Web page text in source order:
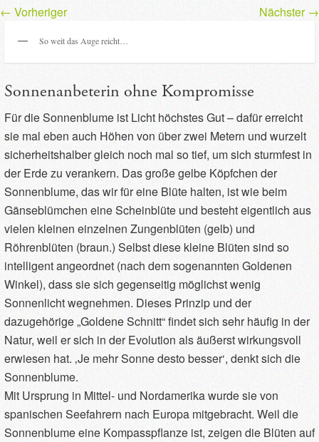
← Vorheriger Nächster →
So weit das Auge reicht…
Sonnenanbeterin ohne Kompromisse
Für die Sonnenblume ist Licht höchstes Gut – dafür erreicht
sie mal eben auch Höhen von über zwei Metern und wurzelt
sicherheitshalber gleich noch mal so tief, um sich sturmfest in
der Erde zu verankern. Das große gelbe Köpfchen der
Sonnenblume, das wir für eine Blüte halten, ist wie beim
Gänseblümchen eine Scheinblüte und besteht eigentlich aus
vielen kleinen einzelnen Zungenblüten (gelb) und
Röhrenblüten (braun.) Selbst diese kleine Blüten sind so
intelligent angeordnet (nach dem sogenannten Goldenen
Winkel), dass sie sich gegenseitig möglichst wenig
Sonnenlicht wegnehmen. Dieses Prinzip und der
dazugehörige „Goldene Schnitt“ findet sich sehr häufig in der
Natur, weil er sich in der Evolution als äußerst wirkungsvoll
erwiesen hat. ‚Je mehr Sonne desto besser‘, denkt sich die
Sonnenblume.
Mit Ursprung in Mittel- und Nordamerika wurde sie von
spanischen Seefahrern nach Europa mitgebracht. Weil die
Sonnenblume eine Kompasspflanze ist, zeigen die Blüten auf